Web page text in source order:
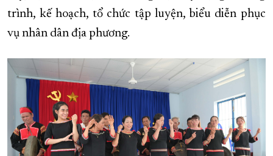
trình, kế hoạch, tổ chức tập luyện, biểu diễn phục
vụ nhân dân địa phương.